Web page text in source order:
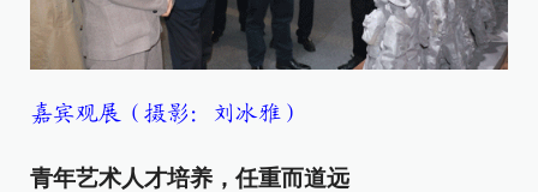
嘉宾观展（摄影：刘冰雅）
青年艺术人才培养，任重而道远